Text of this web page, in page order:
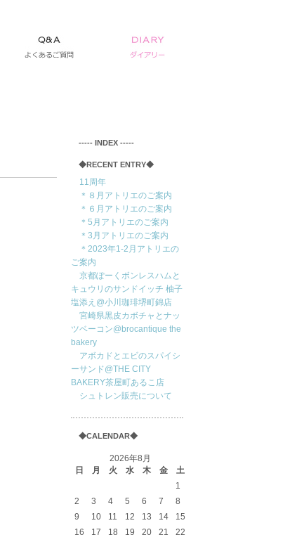
‐‐‐‐‐ INDEX ‐‐‐‐‐
◆RECENT ENTRY◆
11周年
＊８月アトリエのご案内
＊６月アトリエのご案内
＊5月アトリエのご案内
＊3月アトリエのご案内
＊2023年1-2月アトリエの
ご案内
京都ぽーくボンレスハムと
キュウリのサンドイッチ 柚子
塩添え@小川珈琲堺町錦店
宮崎県黒皮カボチャとナッ
ツベーコン@brocantique the
bakery
アボカドとエビのスパイシ
ーサンド@THE CITY
BAKERY茶屋町あるこ店
シュトレン販売について
◆CALENDAR◆
2026年8月
日
月 火 水 木 金
土
1
2
3 4 5 6 7
8
9
10 11 12 13 14
15
16
17 18 19 20 21
22